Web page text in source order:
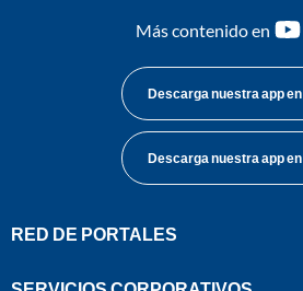
Más contenido en
Descarga nuestra app en
Descarga nuestra app en
RED DE PORTALES